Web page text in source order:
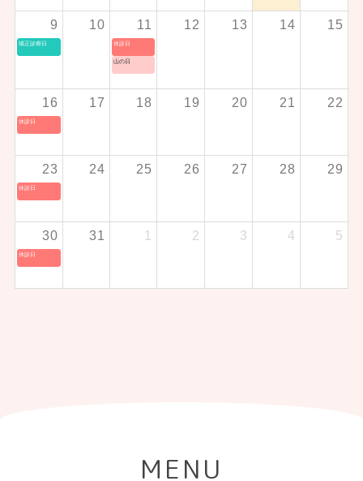
9
矯正診療日
10 11
休診日
山の日
12 13 14 15
16
休診日
17 18 19 20 21 22
23
休診日
24 25 26 27 28 29
30
休診日
31 1 2 3 4 5
MENU